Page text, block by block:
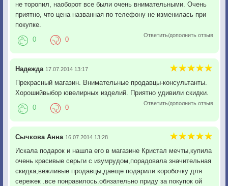
не торопил, наоборот все были очень внимательными. Очень
приятно, что цена названная по телефону не изменилась при
покупке.
Ответить/дополнить отзыв
0 0
Надежда 17.07.2014 13:17
Прекрасный магазин. Внимательные продавцы-консультанты.
Хорошийвыбор ювелирных изделий. Приятно удивили скидки.
Ответить/дополнить отзыв
0 0
Сычкова Анна 16.07.2014 13:28
Искала подарок и нашла его в магазине Кристал мечты,купила
очень красивые серьги с изумрудом,порадовала значительная
скидка,вежливые продавцы,даеще подарили коробочку для
сережек .все понравилось.обязательно приду за покупок ой